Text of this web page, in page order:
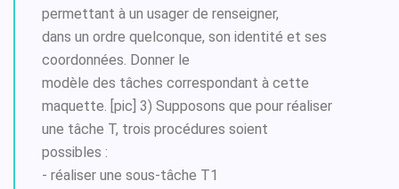
permettant à un usager de renseigner,
dans un ordre quelconque, son identité et ses
coordonnées. Donner le
modèle des tâches correspondant à cette
maquette. [pic] 3) Supposons que pour réaliser
une tâche T, trois procédures soient
possibles :
- réaliser une sous-tâche T1